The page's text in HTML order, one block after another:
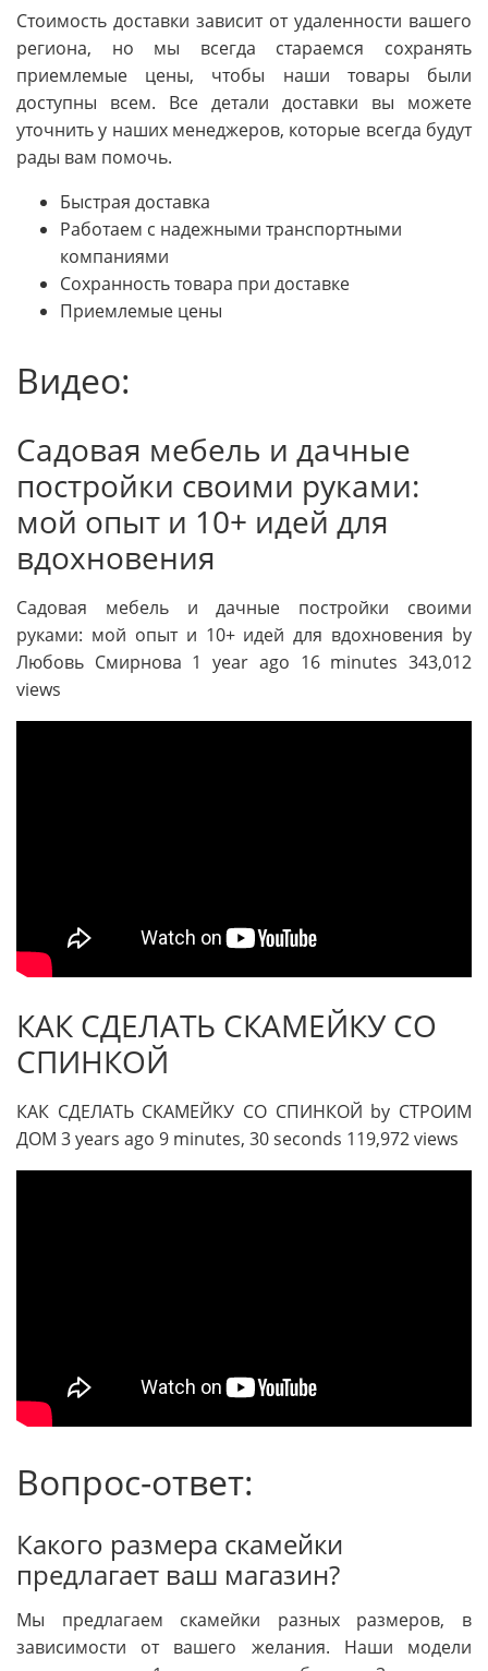
Стоимость доставки зависит от удаленности вашего
региона, но мы всегда стараемся сохранять
приемлемые цены, чтобы наши товары были
доступны всем. Все детали доставки вы можете
уточнить у наших менеджеров, которые всегда будут
рады вам помочь.
Быстрая доставка
Работаем с надежными транспортными
компаниями
Сохранность товара при доставке
Приемлемые цены
Видео:
Садовая мебель и дачные
постройки своими руками:
мой опыт и 10+ идей для
вдохновения
Садовая мебель и дачные постройки своими
руками: мой опыт и 10+ идей для вдохновения by
Любовь Смирнова 1 year ago 16 minutes 343,012
views
КАК СДЕЛАТЬ СКАМЕЙКУ СО
СПИНКОЙ
КАК СДЕЛАТЬ СКАМЕЙКУ СО СПИНКОЙ by СТРОИМ
ДОМ 3 years ago 9 minutes, 30 seconds 119,972 views
Вопрос-ответ:
Какого размера скамейки
предлагает ваш магазин?
Мы предлагаем скамейки разных размеров, в
зависимости от вашего желания. Наши модели